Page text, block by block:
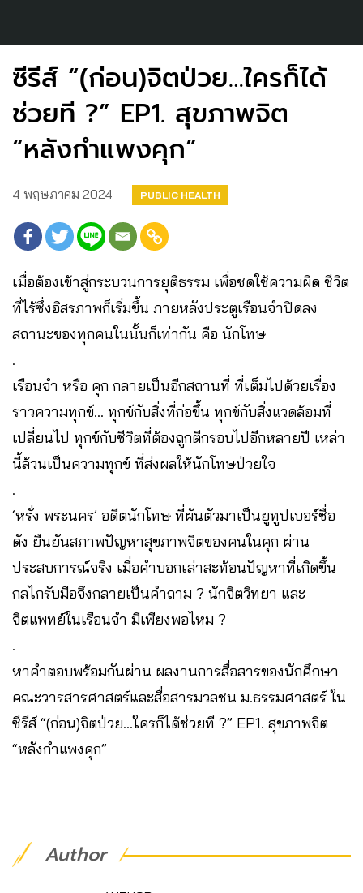
ซีรีส์ “(ก่อน)จิตป่วย…ใครก็ได้
ช่วยที ?” EP1. สุขภาพจิต
“หลังกำแพงคุก”
4 พฤษภาคม 2024 PUBLIC HEALTH
เมื่อต้องเข้าสู่กระบวนการยุติธรรม เพื่อชดใช้ความผิด ชีวิต
ที่ไร้ซึ่งอิสรภาพก็เริ่มขึ้น ภายหลังประตูเรือนจำปิดลง
สถานะของทุกคนในนั้นก็เท่ากัน คือ นักโทษ
.
เรือนจำ หรือ คุก กลายเป็นอีกสถานที่ ที่เต็มไปด้วยเรื่อง
ราวความทุกข์… ทุกข์กับสิ่งที่ก่อขึ้น ทุกข์กับสิ่งแวดล้อมที่
เปลี่ยนไป ทุกข์กับชีวิตที่ต้องถูกตีกรอบไปอีกหลายปี เหล่า
นี้ล้วนเป็นความทุกข์ ที่ส่งผลให้นักโทษป่วยใจ
.
‘หรั่ง พระนคร’ อดีตนักโทษ ที่ผันตัวมาเป็นยูทูปเบอร์ชื่อ
ดัง ยืนยันสภาพปัญหาสุขภาพจิตของคนในคุก ผ่าน
ประสบการณ์จริง เมื่อคำบอกเล่าสะท้อนปัญหาที่เกิดขึ้น
กลไกรับมือจึงกลายเป็นคำถาม ? นักจิตวิทยา และ
จิตแพทย์ในเรือนจำ มีเพียงพอไหม ?
.
หาคำตอบพร้อมกันผ่าน ผลงานการสื่อสารของนักศึกษา
คณะวารสารศาสตร์และสื่อสารมวลชน ม.ธรรมศาสตร์ ใน
ซีรีส์ “(ก่อน)จิตป่วย…ใครก็ได้ช่วยที ?” EP1. สุขภาพจิต
“หลังกำแพงคุก”
Author